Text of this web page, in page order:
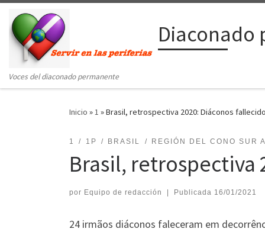
Saltar al contenido
Diaconado
Voces del diaconado permanente
Inicio »1 »Brasil, retrospectiva 2020: Diáconos
1 1P BRASIL REGIÓN DEL CONO SUR
Brasil, retrospectiva
por Equipo de redacción Publicada 16/01/2021
24 irmãos diáconos faleceram em